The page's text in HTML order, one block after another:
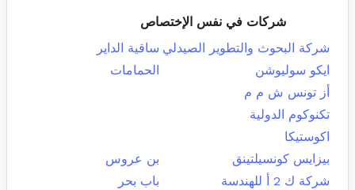
شركات في نفس الإختصاص
شركة البحوث والتطوير الصيدلي ساقية الداير
ايكو سوليوشن
الحمامات
أز تونس ش م م
تكنوكوم الدولية
اكوستيكا
بيزايس كونسيلتينق
بن عروس
شركة ك 2 أ للهندسة
باب بحر